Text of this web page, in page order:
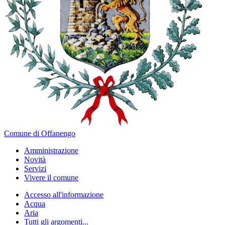
Comune di Offanengo
Amministrazione
Novità
Servizi
Vivere il comune
Accesso all'informazione
Acqua
Aria
Tutti gli argomenti...